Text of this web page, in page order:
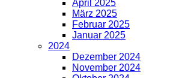
April 2025
März 2025
Februar 2025
Januar 2025
2024
Dezember 2024
November 2024